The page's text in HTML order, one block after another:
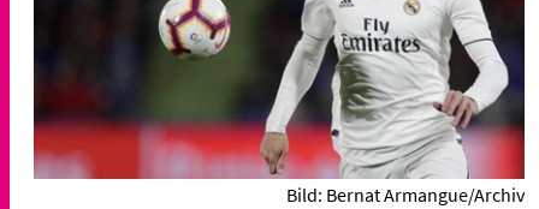
Bild: Bernat Armangue/Archiv